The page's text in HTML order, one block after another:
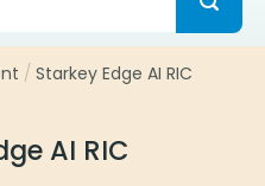
/ Starkey Edge AI RIC
AI RIC